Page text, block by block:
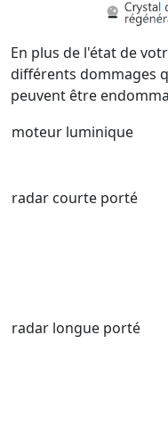
En plus de l'état de
différents dommages
peuvent être
moteur luminique
radar courte porté
radar longue porté